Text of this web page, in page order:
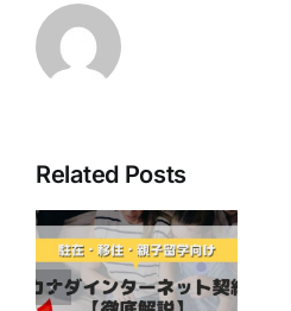
Related Posts
最近人気の
「Nothing
Phone」はカナ
ダで使える？ ～